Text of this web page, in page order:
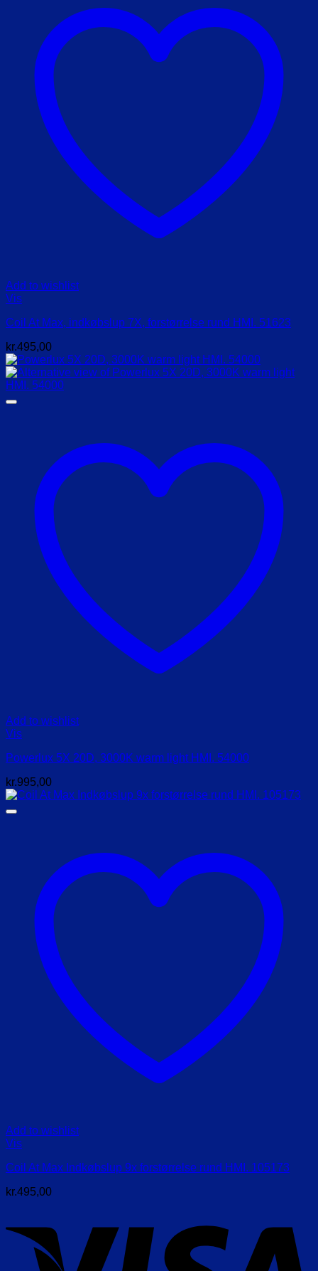
Add to wishlist
Vis
Coil At Max, indkøbslup 7X, forstørrelse rund HMI. 51623
kr.495,00
Add to wishlist
Vis
Powerlux 5X 20D, 3000K warm light HMI. 54000
kr.995,00
Add to wishlist
Vis
Coil At Max Indkøbslup 9x forstørrelse rund HMI. 105173
kr.495,00